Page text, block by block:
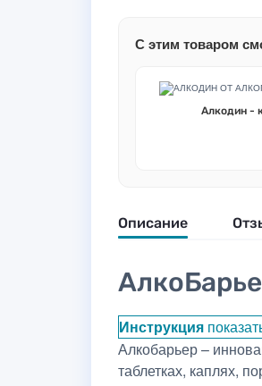
С этим товаром
Алкодин -
Описание
Инструкция
Алкобарьер –
таблетках, каплях,